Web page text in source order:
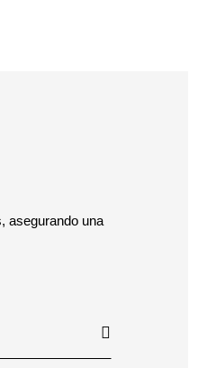
asegurando una